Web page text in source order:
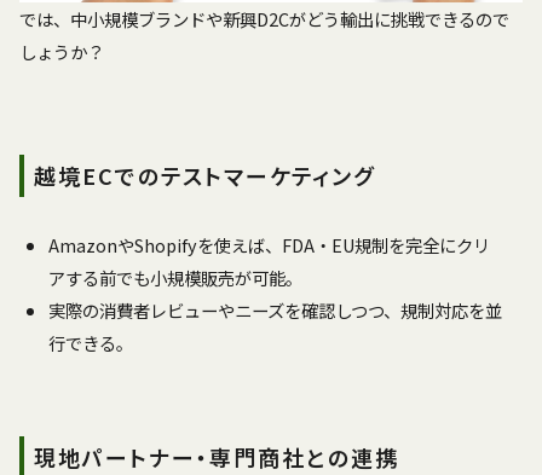
では、中小規模ブランドや新興D2Cがどう輸出に挑戦できるので
しょうか？
越境ECでのテストマーケティング
AmazonやShopifyを使えば、FDA・EU規制を完全にクリ
アする前でも小規模販売が可能。
実際の消費者レビューやニーズを確認しつつ、規制対応を並
行できる。
現地パートナー・専門商社との連携